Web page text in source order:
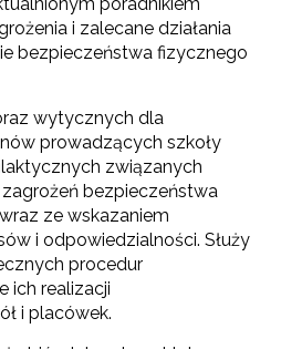
i zalecane działania
bezpieczeństwa fizycznego
wytycznych dla
prowadzących szkoły
związanych
bezpieczeństwa
ze wskazaniem
i odpowiedzialności. Służy
procedur
ich realizacji
i placówek.